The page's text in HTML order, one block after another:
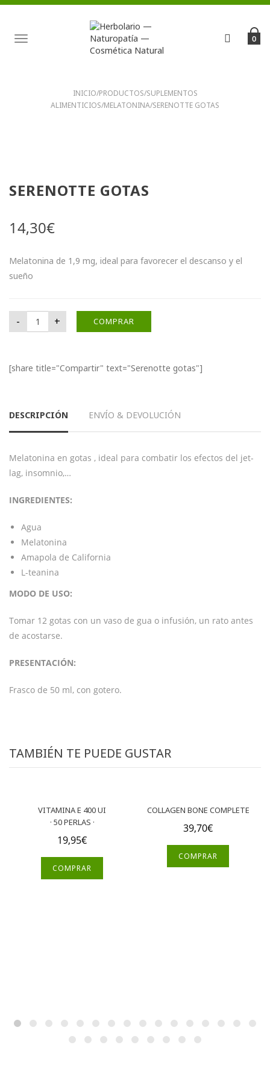
TOGGLE
NAVIGATION
0
INICIO/PRODUCTOS/SUPLEMENTOS
ALIMENTICIOS/MELATONINA/SERENOTTE GOTAS
SERENOTTE GOTAS
14,30€
Melatonina de 1,9 mg, ideal para favorecer el descanso y el
sueño
-
Serenotte gotas cantidad
+ COMPRAR
[share title="Compartir" text="Serenotte gotas"]
DESCRIPCIÓN ENVÍO & DEVOLUCIÓN
Melatonina en gotas , ideal para combatir los efectos del jet-
lag, insomnio,…
INGREDIENTES:
Agua
Melatonina
Amapola de California
L-teanina
MODO DE USO:
Tomar 12 gotas con un vaso de gua o infusión, un rato antes
de acostarse.
PRESENTACIÓN:
Frasco de 50 ml, con gotero.
TAMBIÉN TE PUEDE GUSTAR
VITAMINA E 400 UI
· 50 PERLAS ·
19,95€
COMPRAR
COLLAGEN BONE COMPLETE
39,70€
COMPRAR